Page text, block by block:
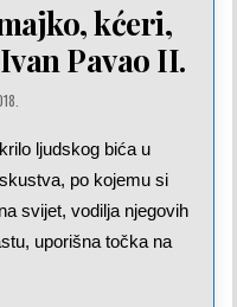
kćeri,
Pavao II.
ljudskog bića u
po kojemu si
svijet, vodilja njegovih
uporišna točka na